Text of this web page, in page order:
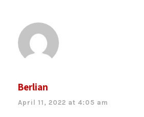
o
k
Berlian
April 11, 2022 at 4:05 am